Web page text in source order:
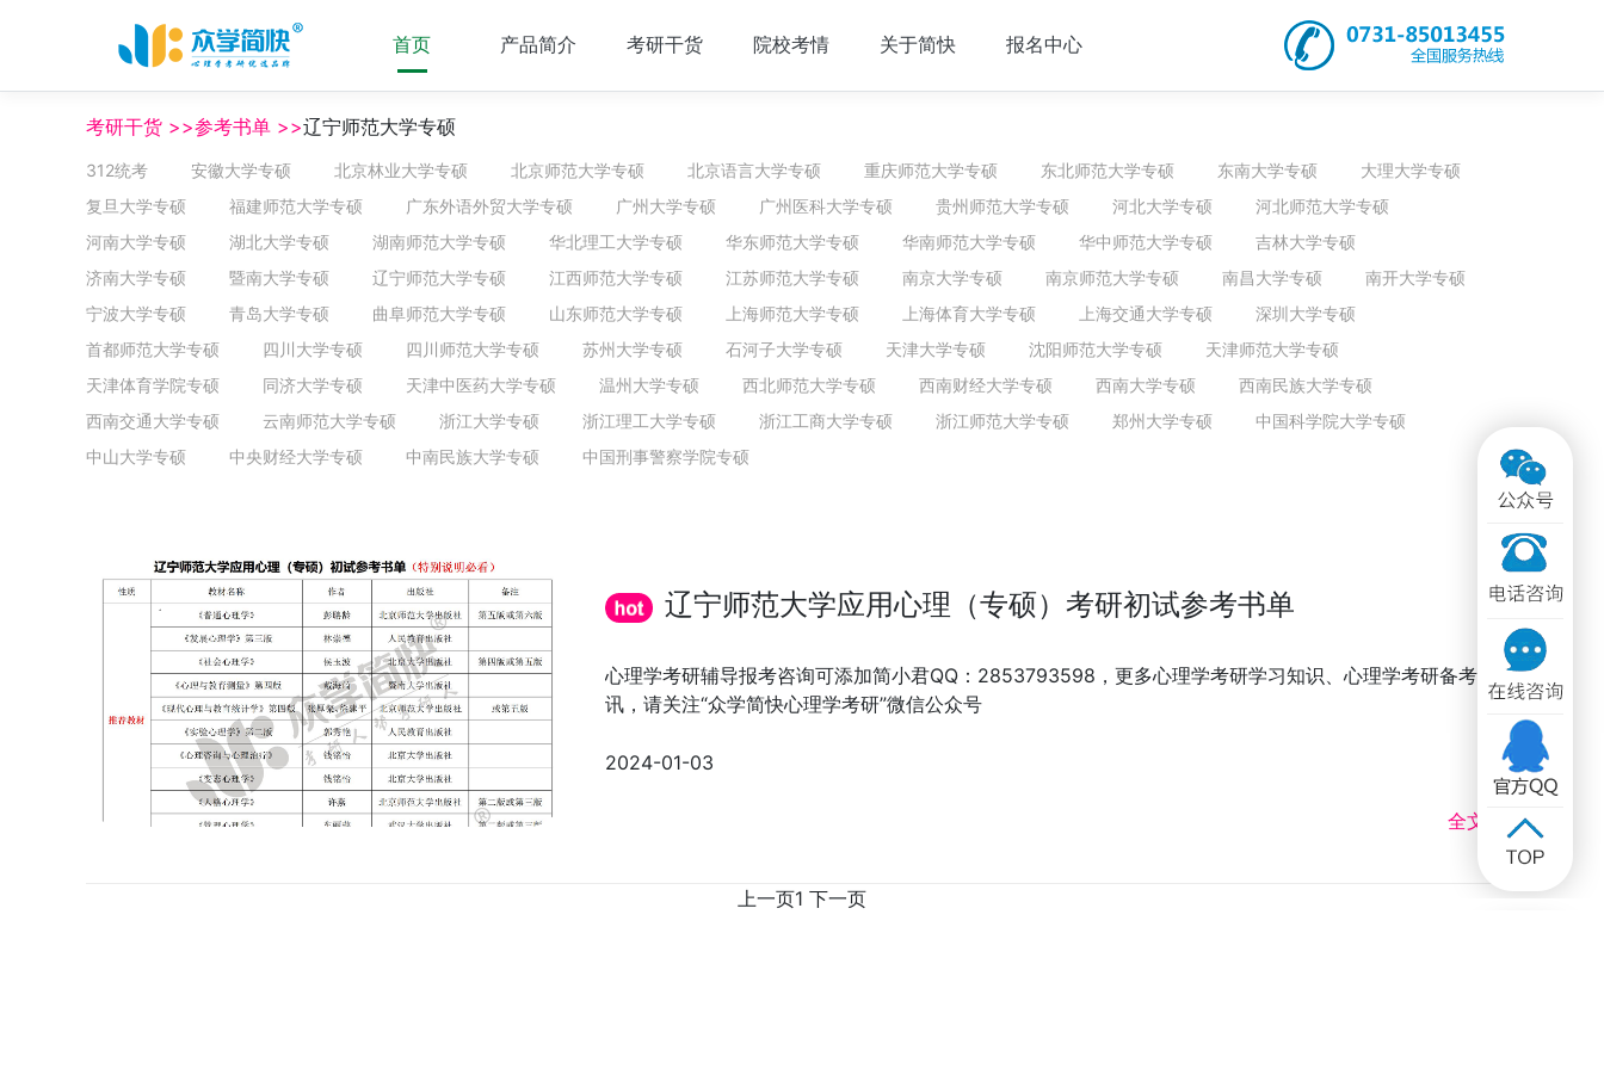
首页 产品简介 考研干货 院校考情 关于简快 报名中心
考研干货 >>参考书单 >>辽宁师范大学专硕
312统考 安徽大学专硕 北京林业大学专硕 北京师范大学专硕 北京语言大学专硕 重庆师范大学专硕 东北师范大学专硕 东南大学专硕
大理大学专硕
复旦大学专硕
福建师范大学专硕 广东外语外贸大学专硕 广州大学专硕 广州医科大学专硕 贵州师范大学专硕 河北大学专硕
河北师范大学专硕
河南大学专硕
湖北大学专硕 湖南师范大学专硕 华北理工大学专硕 华东师范大学专硕 华南师范大学专硕 华中师范大学专硕
吉林大学专硕
济南大学专硕
暨南大学专硕 辽宁师范大学专硕 江西师范大学专硕 江苏师范大学专硕 南京大学专硕 南京师范大学专硕 南昌大学专硕
南开大学专硕
宁波大学专硕
青岛大学专硕 曲阜师范大学专硕 山东师范大学专硕 上海师范大学专硕 上海体育大学专硕 上海交通大学专硕
深圳大学专硕
首都师范大学专硕
四川大学专硕 四川师范大学专硕 苏州大学专硕 石河子大学专硕 天津大学专硕 沈阳师范大学专硕
天津师范大学专硕
天津体育学院专硕
同济大学专硕 天津中医药大学专硕 温州大学专硕 西北师范大学专硕 西南财经大学专硕 西南大学专硕
西南民族大学专硕
西南交通大学专硕
云南师范大学专硕 浙江大学专硕 浙江理工大学专硕 浙江工商大学专硕 浙江师范大学专硕 郑州大学专硕
中国科学院大学专硕
中山大学专硕
中央财经大学专硕 中南民族大学专硕 中国刑事警察学院专硕
辽宁师范大学应用心理（专硕）考研初试参考书单
心理学考研辅导报考咨询可添加简小君QQ：2853793598，更多心理学考研学习知识、心理学考研备考资
讯，请关注“众学简快心理学考研”微信公众号
2024-01-03
全文 >>
上一页1 下一页